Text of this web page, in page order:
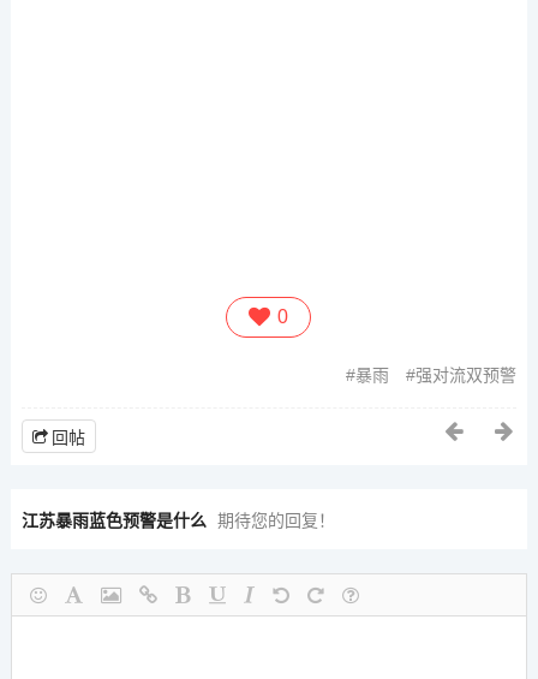
0
暴雨 强对流双预警
回帖
江苏暴雨蓝色预警是什么 期待您的回复！